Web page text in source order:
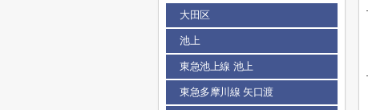
大田区
池上
東急池上線 池上
東急多摩川線 矢口渡